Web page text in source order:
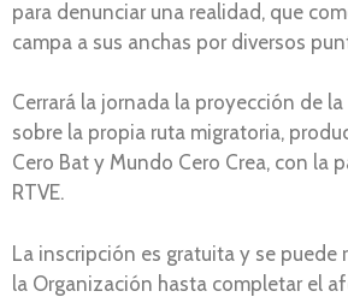
para denunciar una realidad, que
campa a sus anchas por diversos
Cerrará la jornada la proyección de
sobre la propia ruta migratoria,
Cero Bat y Mundo Cero Crea, con la
RTVE.
La inscripción es gratuita y se puede
la Organización hasta completar el